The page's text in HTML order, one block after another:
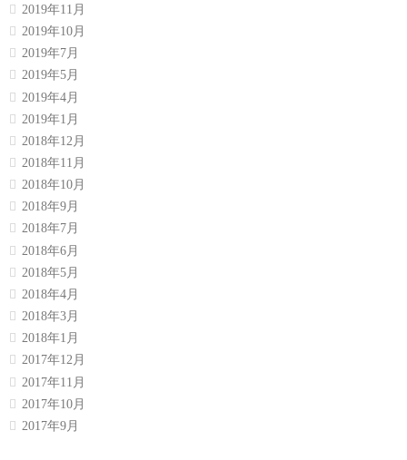
2019年11月
2019年10月
2019年7月
2019年5月
2019年4月
2019年1月
2018年12月
2018年11月
2018年10月
2018年9月
2018年7月
2018年6月
2018年5月
2018年4月
2018年3月
2018年1月
2017年12月
2017年11月
2017年10月
2017年9月